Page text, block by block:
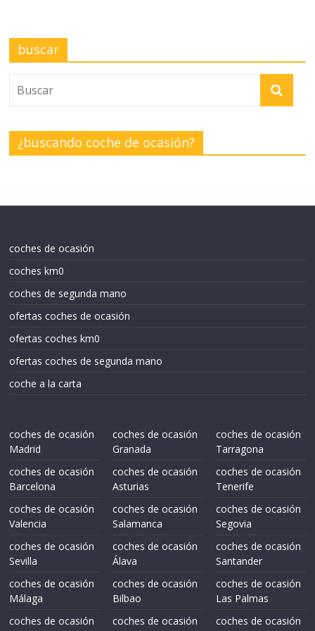
buscar
¿buscando coche de ocasión?
coches de ocasión
coches km0
coches de segunda mano
ofertas coches de ocasión
ofertas coches km0
ofertas coches de segunda mano
coche a la carta
coches de ocasión
Madrid
coches de ocasión
Barcelona
coches de ocasión
Valencia
coches de ocasión
Sevilla
coches de ocasión
Málaga
coches de ocasión
coches de ocasión
Granada
coches de ocasión
Asturias
coches de ocasión
Salamanca
coches de ocasión
Álava
coches de ocasión
Bilbao
coches de ocasión
coches de ocasión
Tarragona
coches de ocasión
Tenerife
coches de ocasión
Segovia
coches de ocasión
Santander
coches de ocasión
Las Palmas
coches de ocasión